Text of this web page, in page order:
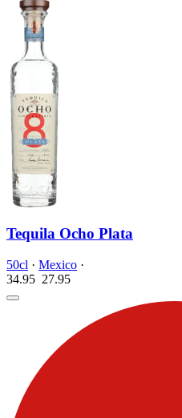
Tequila Ocho Plata
50cl · Mexico ·
34.95 27.95